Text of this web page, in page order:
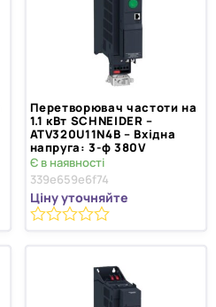
Перетворювач частоти на
1.1 кВт SCHNEIDER –
ATV320U11N4B – Вхідна
напруга: 3-ф 380V
Є в наявності
339e659e6f74
Ціну уточняйте